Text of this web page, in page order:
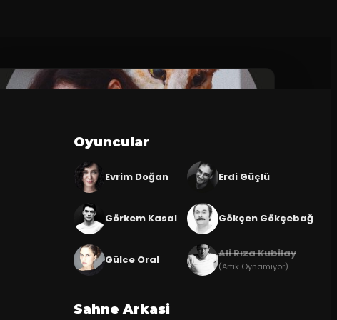
Oyuncular
Evrim Doğan Erdi Güçlü
Görkem Kasal Gökçen Gökçebağ
Gülce Oral Ali Rıza Kubilay
(Artık Oynamıyor)
Sahne Arkasi